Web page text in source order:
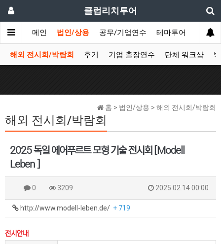
클럽리치투어
메인 법인/상용 공무/기업연수 테마투어 데이투
해외 전시회/박람회 후기 기업 출장연수 단체 워크샵
홈 > 법인/상용 > 해외 전시회/박람회
해외 전시회/박람회
2025 독일 에어푸르트 모형 기술 전시회 [Modell
Leben ]
0 3209 2025.02.14 00:00
http://www.modell-leben.de/ + 719
전시안내